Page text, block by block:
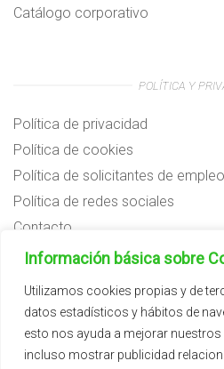
Información básica sobre
Utilizamos cookies propias y de
datos estadísticos y hábitos de
esto nos ayuda a mejorar
incluso mostrar publicidad
Catálogo corporativo
POLÍTICA Y
Política de privacidad
Política de cookies
Política de solicitantes de empleo
Política de redes sociales
Contacto
Preguntas frecuentes
Subvenciones